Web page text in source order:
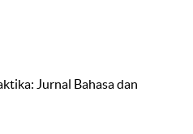
Jurnal Bahasa dan